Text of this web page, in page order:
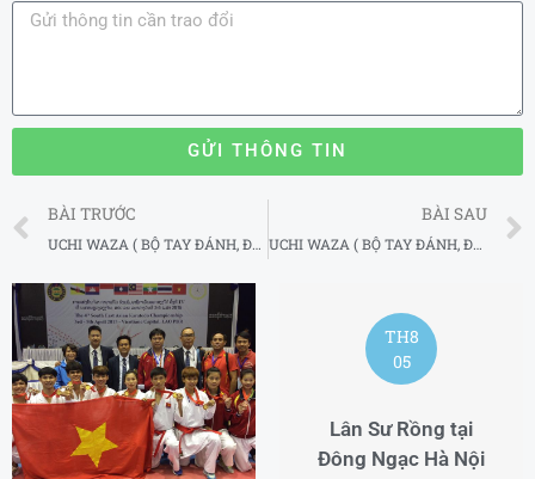
GỬI THÔNG TIN
Prev
BÀI TRƯỚC
UCHI WAZA ( BỘ TAY ĐÁNH, ĐẢ) – PHẦN II
BÀI SAU
UCHI WAZA ( BỘ TAY ĐÁNH, ĐẢ) – PHẦN IV
TH8
05
Lân Sư Rồng tại
Đông Ngạc Hà Nội